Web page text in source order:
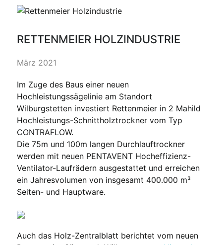
RETTENMEIER HOLZINDUSTRIE
März 2021
Im Zuge des Baus einer neuen
Hochleistungssägelinie am Standort
Wilburgstetten investiert Rettenmeier in 2 Mahild
Hochleistungs-Schnittholztrockner vom Typ
CONTRAFLOW.
Die 75m und 100m langen Durchlauftrockner
werden mit neuen PENTAVENT Hocheffizienz-
Ventilator-Laufrädern ausgestattet und erreichen
ein Jahresvolumen von insgesamt 400.000 m³
Seiten- und Hauptware.
Auch das Holz-Zentralblatt berichtet vom neuen